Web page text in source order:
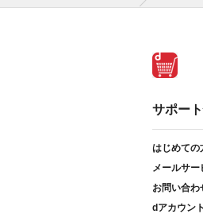
サポー
はじめての
メールサー
お問い合わ
dアカウン